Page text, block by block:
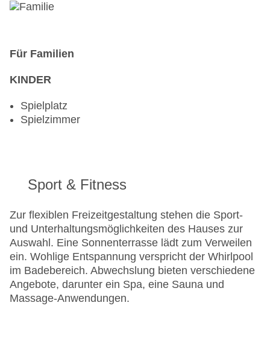
Für Familien
KINDER
Spielplatz
Spielzimmer
Sport & Fitness
Zur flexiblen Freizeitgestaltung stehen die Sport-
und Unterhaltungsmöglichkeiten des Hauses zur
Auswahl. Eine Sonnenterrasse lädt zum Verweilen
ein. Wohlige Entspannung verspricht der Whirlpool
im Badebereich. Abwechslung bieten verschiedene
Angebote, darunter ein Spa, eine Sauna und
Massage-Anwendungen.